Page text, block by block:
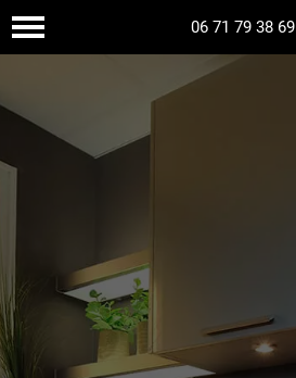
06 71 79 38 69